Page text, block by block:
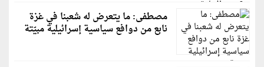
مصطفى: ما يتعرض له شعبنا في غزة
نابع من دوافع سياسية إسرائيلية مبيّتة